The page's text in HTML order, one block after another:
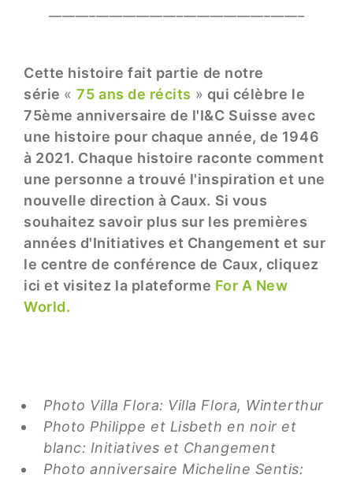
Cette histoire fait partie de notre
série «75 ans de récits » qui célèbre le
75ème anniversaire de l'I&C Suisse avec
une histoire pour chaque année, de 1946
à 2021. Chaque histoire raconte comment
une personne a trouvé l'inspiration et une
nouvelle direction à Caux. Si vous
souhaitez savoir plus sur les premières
années d'Initiatives et Changement et sur
le centre de conférence de Caux, cliquez
ici et visitez la plateforme For A New
World.
Photo Villa Flora: Villa Flora, Winterthur
Photo Philippe et Lisbeth en noir et
blanc: Initiatives et Changement
Photo anniversaire Micheline Sentis: